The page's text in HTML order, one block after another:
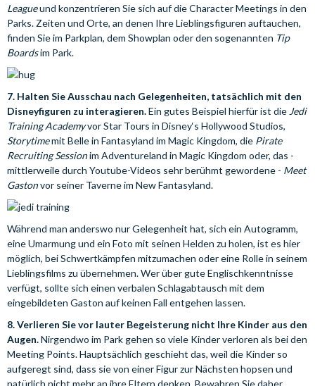
Leagueund konzentrieren Sie sich auf die Character Meetings in den
Parks. Zeiten und Orte, an denen Ihre Lieblingsfiguren auftauchen,
finden Sie im Parkplan, dem Showplan oder den sogenannten Tip
Boardsim Park.
7. Halten Sie Ausschau nach Gelegenheiten, tatsächlich mit den
Disneyfiguren zu interagieren.Ein gutes Beispiel hierfür ist die Jedi
Training Academyvor Star Tours in Disney‘s Hollywood Studios,
Storytimemit Belle in Fantasyland im Magic Kingdom, die Pirate
Recruiting Sessionim Adventureland in Magic Kingdom oder, das -
mittlerweile durch Youtube-Videos sehr berühmt gewordene - Meet
Gastonvor seiner Taverne im New Fantasyland.
Während man anderswo nur Gelegenheit hat, sich ein Autogramm,
eine Umarmung und ein Foto mit seinen Helden zu holen, ist es hier
möglich, bei Schwertkämpfen mitzumachen oder eine Rolle in seinem
Lieblingsfilms zu übernehmen. Wer über gute Englischkenntnisse
verfügt, sollte sich einen verbalen Schlagabtausch mit dem
eingebildeten Gaston auf keinen Fall entgehen lassen.
8. Verlieren Sie vor lauter Begeisterung nicht Ihre Kinder aus den
Augen.Nirgendwo im Park gehen so viele Kinder verloren als bei den
Meeting Points. Hauptsächlich geschieht das, weil die Kinder so
aufgeregt sind, dass sie von einer Figur zur Nächsten hopsen und
natürlich nicht mehr an ihre Eltern denken. Bewahren Sie daher